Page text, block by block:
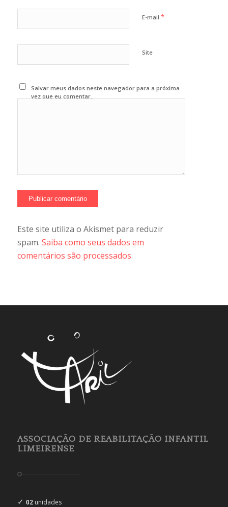
E-mail *
Site
Salvar meus dados neste navegador para a próxima
vez que eu comentar.
Este site utiliza o Akismet para reduzir
spam. Saiba como seus dados em
comentários são processados.
ASSOCIAÇÃO DE REABILITAÇÃO INFANTIL
LIMEIRENSE
✓ 02unidades